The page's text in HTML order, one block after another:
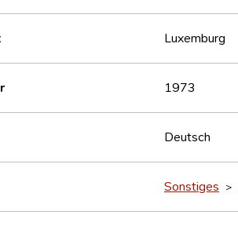
Luxemburg
1973
Deutsch
Sonstiges >